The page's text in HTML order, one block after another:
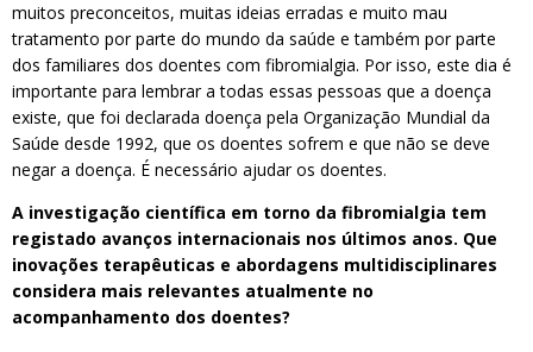
muitos preconceitos, muitas ideias erradas e muito mau
tratamento por parte do mundo da saúde e também por parte
dos familiares dos doentes com fibromialgia. Por isso, este dia é
importante para lembrar a todas essas pessoas que a doença
existe, que foi declarada doença pela Organização Mundial da
Saúde desde 1992, que os doentes sofrem e que não se deve
negar a doença. É necessário ajudar os doentes.
A investigação científica em torno da fibromialgia tem
registado avanços internacionais nos últimos anos. Que
inovações terapêuticas e abordagens multidisciplinares
considera mais relevantes atualmente no
acompanhamento dos doentes?